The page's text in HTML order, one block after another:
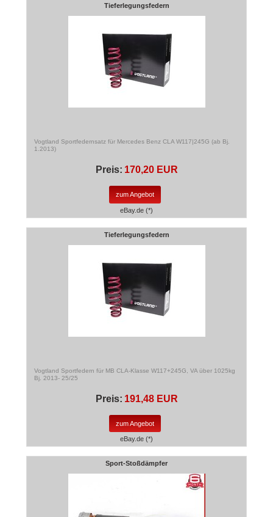
Tieferlegungsfedern
Vogtland Sportfedernsatz für Mercedes Benz CLA W117|245G (ab Bj.
1.2013)
Preis: 170,20 EUR
zum Angebot
eBay.de (*)
Tieferlegungsfedern
Vogtland Sportfedern für MB CLA-Klasse W117+245G, VA über 1025kg
Bj. 2013- 25/25
Preis: 191,48 EUR
zum Angebot
eBay.de (*)
Sport-Stoßdämpfer